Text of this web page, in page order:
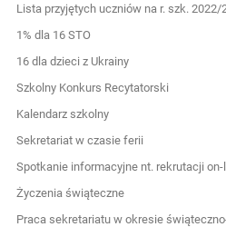
Lista przyjętych uczniów na r. szk. 2022/
1% dla 16 STO
16 dla dzieci z Ukrainy
Szkolny Konkurs Recytatorski
Kalendarz szkolny
Sekretariat w czasie ferii
Spotkanie informacyjne nt. rekrutacji on-
Życzenia świąteczne
Praca sekretariatu w okresie